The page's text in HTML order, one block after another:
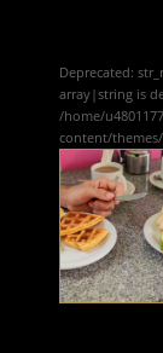
Deprecated:
array|string is
/home/
content/